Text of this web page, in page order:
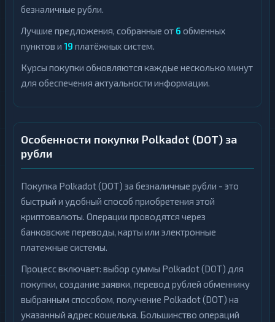
безналичные рубли.
Лучшие предложения, собранные от 6 обменных
пунктов и 19 платёжных систем.
Курсы покупки обновляются каждые несколько минут
для обеспечения актуальности информации.
Особенности покупки Polkadot (DOT) за
рубли
Покупка Polkadot (DOT) за безналичные рубли - это
быстрый и удобный способ приобретения этой
криптовалюты. Операции проводятся через
банковские переводы, карты или электронные
платежные системы.
Процесс включает: выбор суммы Polkadot (DOT) для
покупки, создание заявки, перевод рублей обменнику
выбранным способом, получение Polkadot (DOT) на
указанный адрес кошелька. Большинство операций